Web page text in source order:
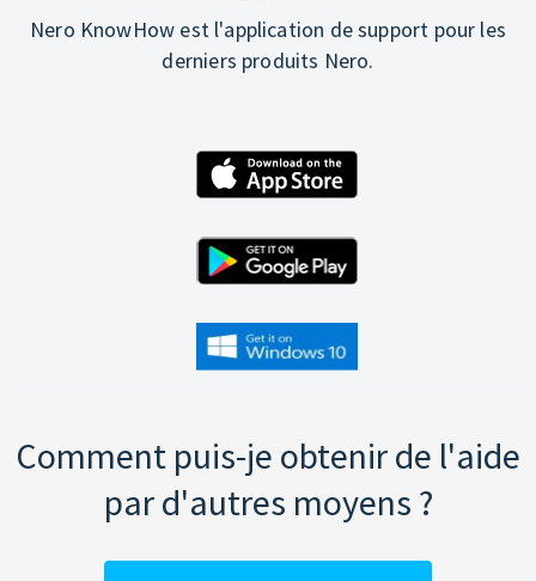
Nero KnowHow est l'application de support pour les
derniers produits Nero.
Comment puis-je obtenir de l'aide
par d'autres moyens ?